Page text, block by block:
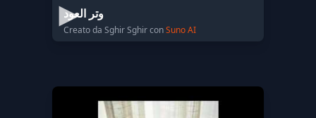
وتر العود
Creato da Sghir Sghir conSuno AI